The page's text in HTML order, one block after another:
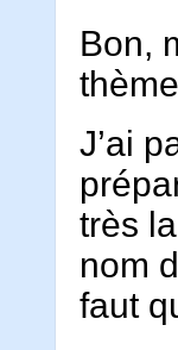
Bon,
J’ai
très
nom
faut